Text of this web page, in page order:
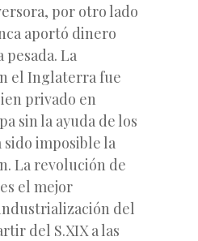
por otro lado
aportó dinero
La
el Inglaterra fue
privado en
sin la ayuda de los
sido imposible la
La revolución de
el mejor
del
del S.XIX a las